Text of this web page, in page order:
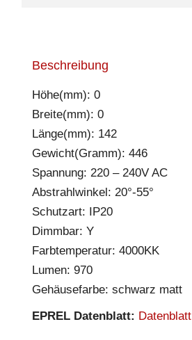
Beschreibung
Höhe(mm): 0
Breite(mm): 0
Länge(mm): 142
Gewicht(Gramm): 446
Spannung: 220 – 240V AC
Abstrahlwinkel: 20°-55°
Schutzart: IP20
Dimmbar: Y
Farbtemperatur: 4000KK
Lumen: 970
Gehäusefarbe: schwarz matt
EPREL Datenblatt: Datenblatt